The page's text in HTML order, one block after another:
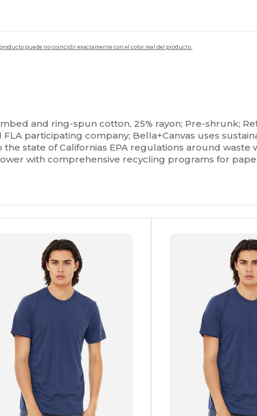
puede no coincidir exactamente con el color real del producto.
and ring-spun cotton, 25% rayon; Pre-shrunk;
participating company; Bella+Canvas uses
state of Californias EPA regulations around
with comprehensive recycling programs for